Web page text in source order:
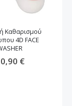
Καθαρισμού
4D FACE
€